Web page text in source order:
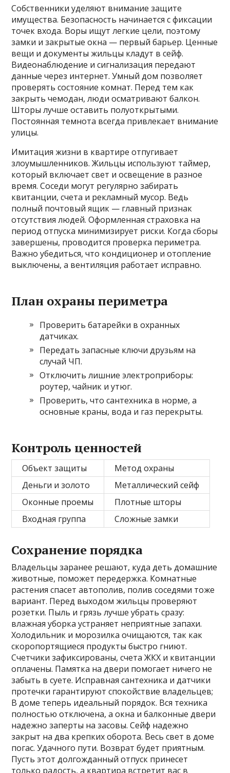
Собственники уделяют внимание защите
имущества. Безопасность начинается с фиксации
точек входа. Воры ищут легкие цели, поэтому
замки и закрытые окна — первый барьер. Ценные
вещи и документы жильцы кладут в сейф.
Видеонаблюдение и сигнализация передают
данные через интернет. Умный дом позволяет
проверять состояние комнат. Перед тем как
закрыть чемодан, люди осматривают балкон.
Шторы лучше оставить полуоткрытыми.
Постоянная темнота всегда привлекает внимание
улицы.
Имитация жизни в квартире отпугивает
злоумышленников. Жильцы используют таймер,
который включает свет и освещение в разное
время. Соседи могут регулярно забирать
квитанции, счета и рекламный мусор. Ведь
полный почтовый ящик — главный признак
отсутствия людей. Оформленная страховка на
период отпуска минимизирует риски. Когда сборы
завершены, проводится проверка периметра.
Важно убедиться, что кондиционер и отопление
выключены, а вентиляция работает исправно.
План охраны периметра
Проверить батарейки в охранных
датчиках.
Передать запасные ключи друзьям на
случай ЧП.
Отключить лишние электроприборы:
роутер, чайник и утюг.
Проверить, что сантехника в норме, а
основные краны, вода и газ перекрыты.
Контроль ценностей
Объект защиты
Метод охраны
Деньги и золото
Металлический сейф
Оконные проемы
Плотные шторы
Входная группа
Сложные замки
Сохранение порядка
Владельцы заранее решают, куда деть домашние
животные, поможет передержка. Комнатные
растения спасет автополив, полив соседями тоже
вариант. Перед выходом жильцы проверяют
розетки. Пыль и грязь лучше убрать сразу:
влажная уборка устраняет неприятные запахи.
Холодильник и морозилка очищаются, так как
скоропортящиеся продукты быстро гниют.
Счетчики зафиксированы, счета ЖКХ и квитанции
оплачены. Памятка на двери помогает ничего не
забыть в суете. Исправная сантехника и датчики
протечки гарантируют спокойствие владельцев;
В доме теперь идеальный порядок. Вся техника
полностью отключена, а окна и балконные двери
надежно заперты на засовы. Сейф надежно
закрыт на два крепких оборота. Весь свет в доме
погас. Удачного пути. Возврат будет приятным.
Пусть этот долгожданный отпуск принесет
только радость, а квартира встретит вас в